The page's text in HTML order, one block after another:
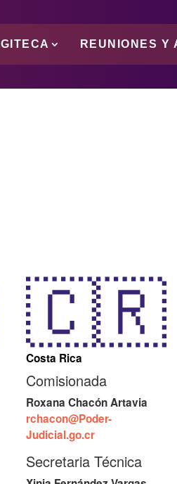
REUNIONES Y
🇨🇷
Costa Rica
Comisionada
Roxana Chacón Artavia
rchacon@Poder-
Judicial.go.cr
Secretaria Técnica